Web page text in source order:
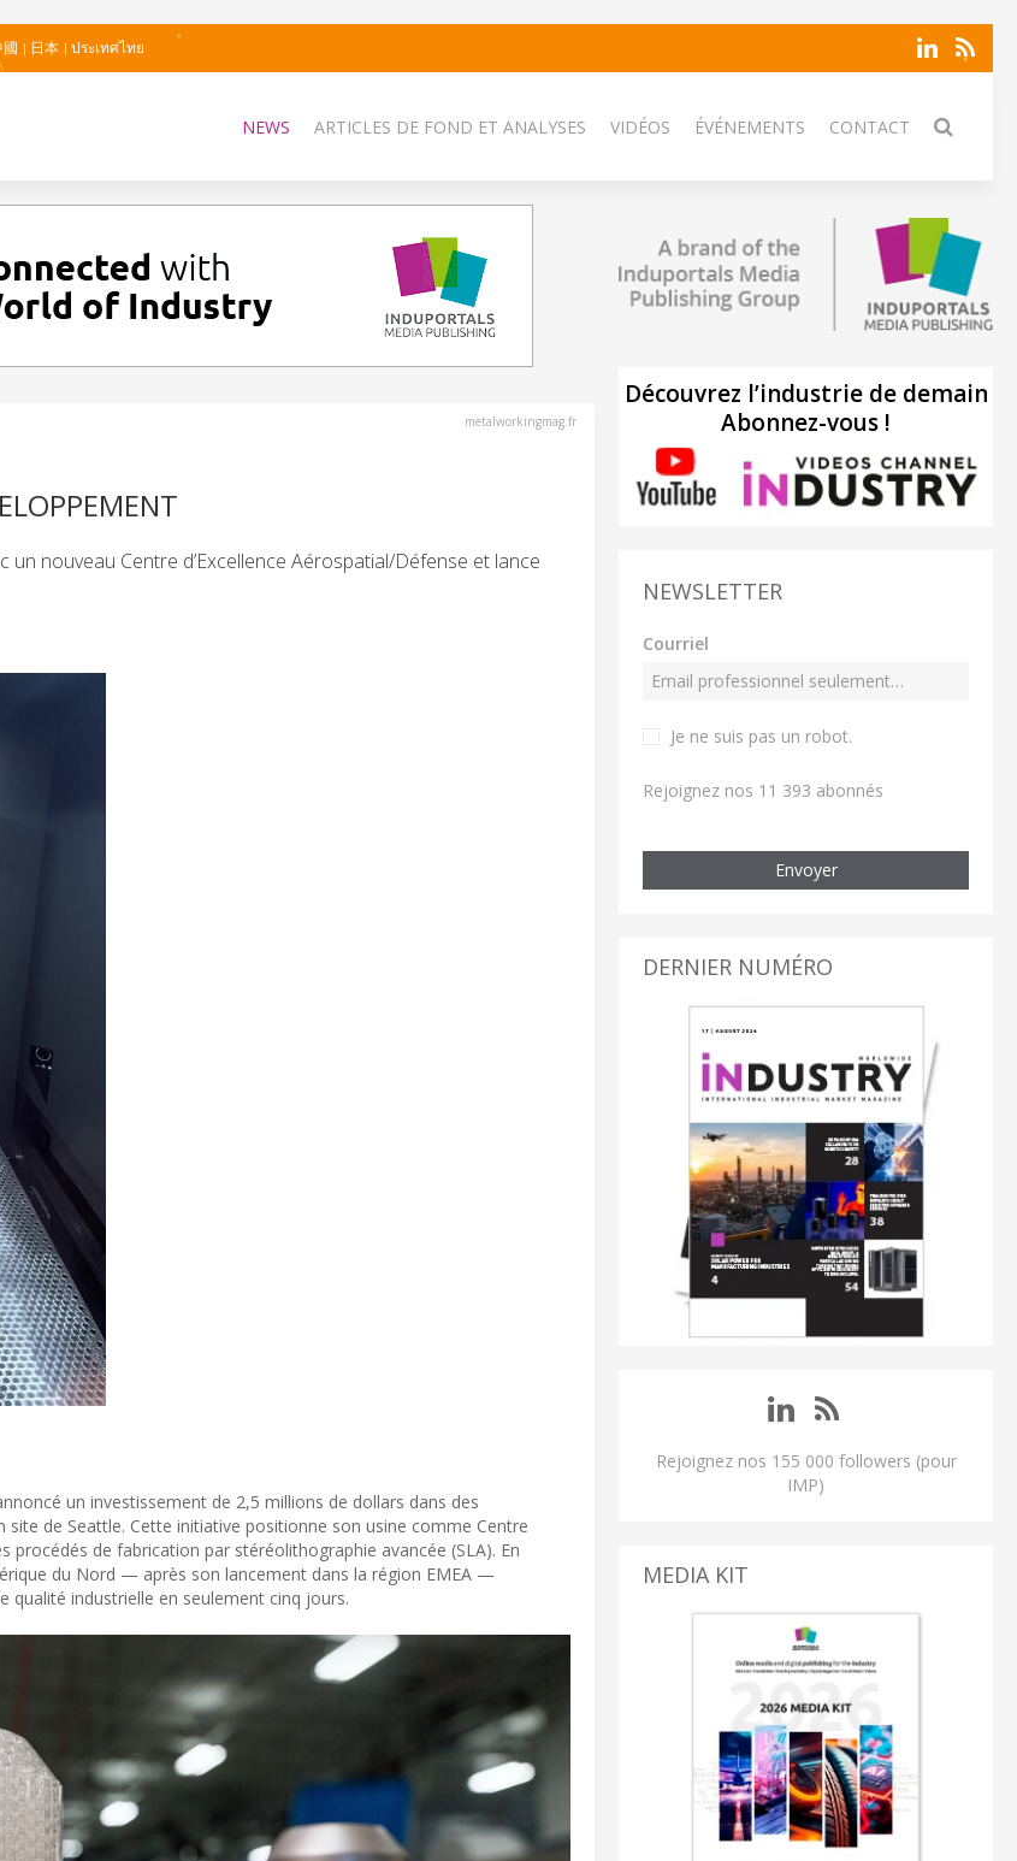
日本 ประเทศไทย
NEWS ARTICLES DE FOND ET ANALYSES VIDÉOS ÉVÉNEMENTS CONTACT
metalworkingmag.fr
nouveau Centre d’Excellence Aérospatial/Défense et lance
un investissement de 2,5 millions de dollars dans des
de Seattle. Cette initiative positionne son usine comme Centre
de fabrication par stéréolithographie avancée (SLA). En
du Nord — après son lancement dans la région EMEA —
qualité industrielle en seulement cinq jours.
Découvrez l’industrie de demain
Abonnez-vous !
NEWSLETTER
Courriel
Je ne suis pas un robot.
Rejoignez nos 11 393 abonnés
Envoyer
DERNIER NUMÉRO
Rejoignez nos 155 000 followers (pour
IMP)
MEDIA KIT